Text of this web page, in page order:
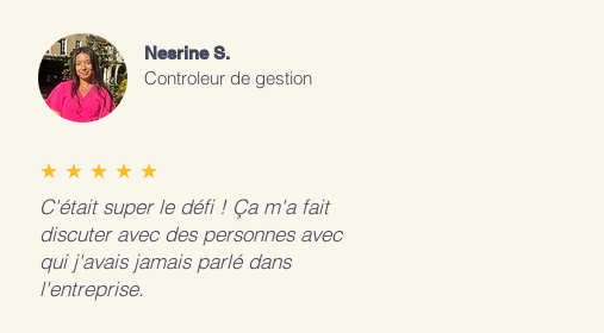
C'était super le défi ! Ça m'a fait
discuter avec des personnes avec
qui j'avais jamais parlé dans
l'entreprise.
★ ★ ★ ★ ★
Nesrine S.
Controleur de gestion